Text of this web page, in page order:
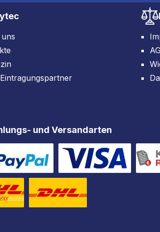
und Versandarten